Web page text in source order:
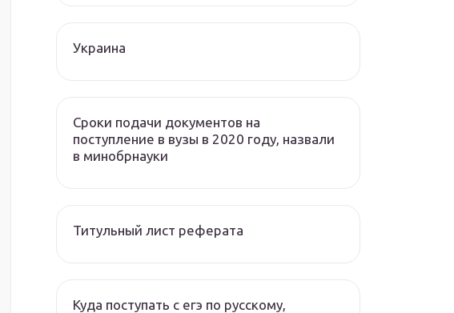
Украина
Сроки подачи документов на
поступление в вузы в 2020 году, назвали
в минобрнауки
Титульный лист реферата
Куда поступать с егэ по русскому,